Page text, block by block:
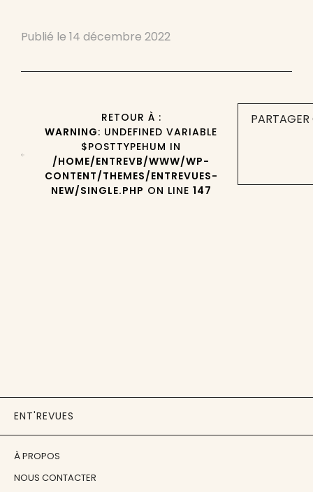
Publié le 14 décembre 2022
RETOUR À :
WARNING: UNDEFINED VARIABLE
$POSTTYPEHUM IN
/HOME/ENTREVB/WWW/WP-
CONTENT/THEMES/ENTREVUES-
NEW/SINGLE.PHP ON LINE 147
ENT'REVUES
À PROPOS
NOUS CONTACTER